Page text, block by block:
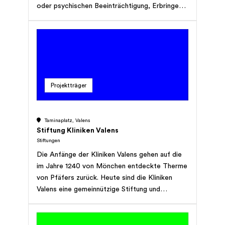
verfolgt keinen Erwerbszweck, strebt keinen
Gewinn an und ist politisch und religiös neutral.
oder psychischen Beeinträchtigung, Erbringen
einer geistigen oder psychischen
Projektträger
Taminaplatz, Valens
Stiftung Kliniken Valens
Stiftungen
Die Anfänge der Kliniken Valens gehen auf die
im Jahre 1240 von Mönchen entdeckte Therme
von Pfäfers zurück. Heute sind die Kliniken
Valens eine gemeinnützige Stiftung und
Patientinnen und Patienten mit